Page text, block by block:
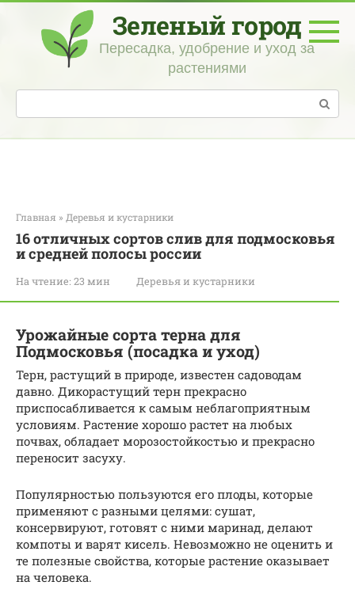
Перейти
контенту
Зеленый город
Пересадка, удобрение и уход за
растениями
Поиск:
Главная » Деревья и кустарники
16 отличных сортов слив для подмосковья
и средней полосы россии
На чтение: 23 мин Деревья и кустарники
Урожайные сорта терна для
Подмосковья (посадка и уход)
Терн, растущий в природе, известен садоводам
давно. Дикорастущий терн прекрасно
приспосабливается к самым неблагоприятным
условиям. Растение хорошо растет на любых
почвах, обладает морозостойкостью и прекрасно
переносит засуху.
Популярностью пользуются его плоды, которые
применяют с разными целями: сушат,
консервируют, готовят с ними маринад, делают
компоты и варят кисель. Невозможно не оценить и
те полезные свойства, которые растение оказывает
на человека.